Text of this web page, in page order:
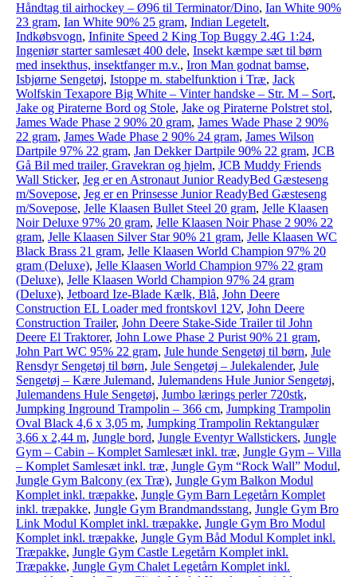
Håndtag til airhockey – Ø96 til Terminator/Dino, Ian White 90%
23 gram, Ian White 90% 25 gram, Indian Legetelt,
Indkøbsvogn, Infinite Speed 2 King Top Buggy 2.4G 1:24,
Ingeniør starter samlesæt 400 dele, Insekt kæmpe sæt til børn
med insekthus, insektfanger m.v., Iron Man godnat bamse,
Isbjørne Sengetøj, Istoppe m. stabelfunktion i Træ, Jack
Wolfskin Texapore Big White – Vinter handske – Str. M – Sort,
Jake og Piraterne Bord og Stole, Jake og Piraterne Polstret stol,
James Wade Phase 2 90% 20 gram, James Wade Phase 2 90%
22 gram, James Wade Phase 2 90% 24 gram, James Wilson
Dartpile 97% 22 gram, Jan Dekker Dartpile 90% 22 gram, JCB
Gå Bil med trailer, Gravekran og hjelm, JCB Muddy Friends
Wall Sticker, Jeg er en Astronaut Junior ReadyBed Gæsteseng
m/Sovepose, Jeg er en Prinsesse Junior ReadyBed Gæsteseng
m/Sovepose, Jelle Klaasen Bullet Steel 20 gram, Jelle Klaasen
Noir Deluxe 97% 20 gram, Jelle Klaasen Noir Phase 2 90% 22
gram, Jelle Klaasen Silver Star 90% 21 gram, Jelle Klaasen WC
Black Brass 21 gram, Jelle Klaasen World Champion 97% 20
gram (Deluxe), Jelle Klaasen World Champion 97% 22 gram
(Deluxe), Jelle Klaasen World Champion 97% 24 gram
(Deluxe), Jetboard Ize-Blade Kælk, Blå, John Deere
Construction EL Loader med frontskovl 12V, John Deere
Construction Trailer, John Deere Stake-Side Trailer til John
Deere El Traktorer, John Lowe Phase 2 Purist 90% 21 gram,
John Part WC 95% 22 gram, Jule hunde Sengetøj til børn, Jule
Rensdyr Sengetøj til børn, Jule Sengetøj – Julekalender, Jule
Sengetøj – Kære Julemand, Julemandens Hule Junior Sengetøj,
Julemandens Hule Sengetøj, Jumbo lærings perler 720stk,
Jumpking Inground Trampolin – 366 cm, Jumpking Trampolin
Oval Black 4,6 x 3,05 m, Jumpking Trampolin Rektangulær
3,66 x 2,44 m, Jungle bord, Jungle Eventyr Wallstickers, Jungle
Gym – Cabin – Komplet Samlesæt inkl. træ, Jungle Gym – Villa
– Komplet Samlesæt inkl. træ, Jungle Gym “Rock Wall” Modul,
Jungle Gym Balcony (ex Træ), Jungle Gym Balkon Modul
Komplet inkl. træpakke, Jungle Gym Barn Legetårn Komplet
inkl. træpakke, Jungle Gym Brandmandsstang, Jungle Gym Bro
Link Modul Komplet inkl. træpakke, Jungle Gym Bro Modul
Komplet inkl. træpakke, Jungle Gym Båd Modul Komplet inkl.
Træpakke, Jungle Gym Castle Legetårn Komplet inkl.
Træpakke, Jungle Gym Chalet Legetårn Komplet inkl.